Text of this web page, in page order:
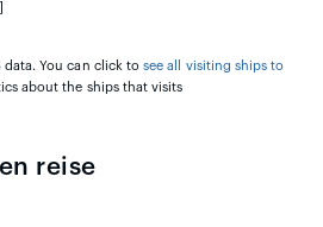
data. You can click tosee all visiting ships to
about the ships that visits
reise